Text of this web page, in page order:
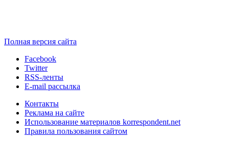
Полная версия сайта
Facebook
Twitter
RSS-ленты
E-mail рассылка
Контакты
Реклама на сайте
Использование материалов korrespondent.net
Правила пользования сайтом